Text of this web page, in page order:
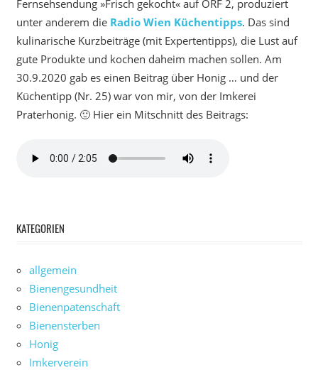
Fernsehsendung »Frisch gekocht« auf ORF 2, produziert
unter anderem die Radio Wien Küchentipps. Das sind
kulinarische Kurzbeiträge (mit Expertentipps), die Lust auf
gute Produkte und kochen daheim machen sollen. Am
30.9.2020 gab es einen Beitrag über Honig … und der
Küchentipp (Nr. 25) war von mir, von der Imkerei
Praterhonig. 🙂 Hier ein Mitschnitt des Beitrags:
KATEGORIEN
allgemein
Bienengesundheit
Bienenpatenschaft
Bienensterben
Honig
Imkerverein